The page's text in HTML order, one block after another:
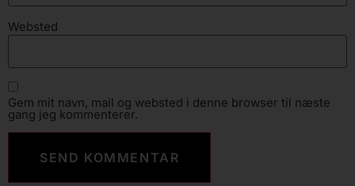
Websted
Gem mit navn, mail og websted i denne browser til næste
gang jeg kommenterer.